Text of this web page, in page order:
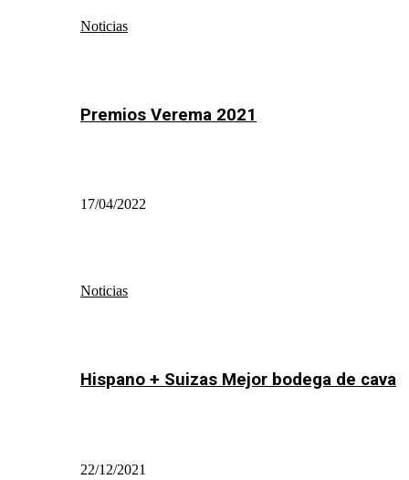
Noticias
Premios Verema 2021
17/04/2022
Noticias
Hispano + Suizas Mejor bodega de cava
22/12/2021